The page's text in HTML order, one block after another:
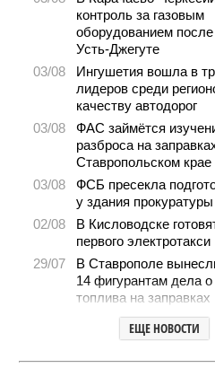
контроль за газовым
оборудованием
Усть-Джегуте
03/08
Ингушетия вошла в
лидеров среди
качеству автодорог
03/08
ФАС займётся
разброса на
Ставропольском крае
03/08
ФСБ пресекла
у здания
02/08
В Кисловодске
первого электротакси
29/07
В Ставрополе
14 фигурантам дела
топлива на заправках
Продажи
СКФО сократились в
28/07
Авиалесоохрана
ЕЩЕ НОВОСТИ